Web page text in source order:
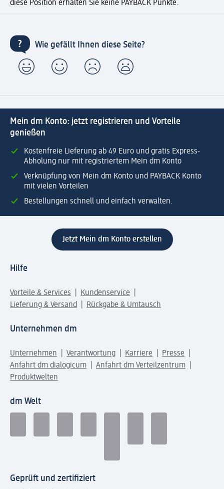
diese Position erhalten Sie keine PAYBACK Punkte.
Wie gefällt Ihnen diese Seite?
Mein dm Konto: jetzt registrieren und Vorteile
genießen
Kostenfreie Lieferung ab 49 Euro und gratis Express-
Abholung nur mit registriertem Mein dm Konto
Verknüpfung von Mein dm Konto und PAYBACK Konto
mit vielen Vorteilen
Bestellungen schnell und einfach verwalten.
Jetzt Mein dm Konto erstellen
Hilfe
Vorteile & Services
Kundenservice
Lieferung & Versand
Rückgabe & Umtausch
Unternehmen dm
Unternehmen Verantwortung Karriere
Presse
Anfahrt dm dialogicum
Anfahrt dm Verteilzentrum
Produktwelten
dm Welt
Geprüft und zertifiziert